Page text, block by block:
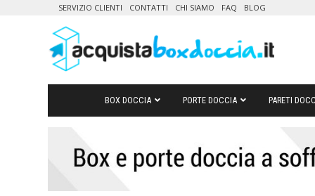
SERVIZIO CLIENTI CONTATTI CHI SIAMO FAQ BLOG
BOX DOCCIA PORTE DOCCIA PARETI